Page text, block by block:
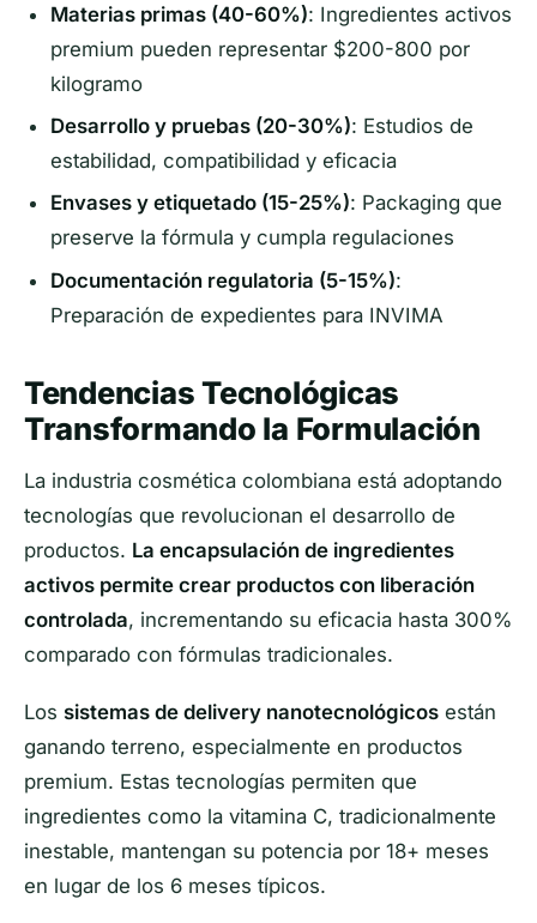
Materias primas (40-60%): Ingredientes activos
premium pueden representar $200-800 por
kilogramo
Desarrollo y pruebas (20-30%): Estudios de
estabilidad, compatibilidad y eficacia
Envases y etiquetado (15-25%): Packaging que
preserve la fórmula y cumpla regulaciones
Documentación regulatoria (5-15%):
Preparación de expedientes para INVIMA
Tendencias Tecnológicas
Transformando la Formulación
La industria cosmética colombiana está adoptando
tecnologías que revolucionan el desarrollo de
productos. La encapsulación de ingredientes
activos permite crear productos con liberación
controlada, incrementando su eficacia hasta 300%
comparado con fórmulas tradicionales.
Los sistemas de delivery nanotecnológicos están
ganando terreno, especialmente en productos
premium. Estas tecnologías permiten que
ingredientes como la vitamina C, tradicionalmente
inestable, mantengan su potencia por 18+ meses
en lugar de los 6 meses típicos.